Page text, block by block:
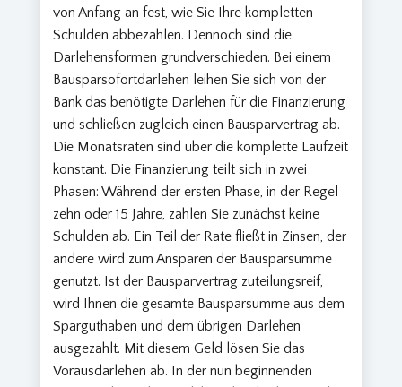
von Anfang an fest, wie Sie Ihre kompletten
Schulden abbezahlen. Dennoch sind die
Darlehensformen grundverschieden. Bei einem
Bausparsofortdarlehen leihen Sie sich von der
Bank das benötigte Darlehen für die Finanzierung
und schließen zugleich einen Bausparvertrag ab.
Die Monatsraten sind über die komplette Laufzeit
konstant. Die Finanzierung teilt sich in zwei
Phasen: Während der ersten Phase, in der Regel
zehn oder 15 Jahre, zahlen Sie zunächst keine
Schulden ab. Ein Teil der Rate fließt in Zinsen, der
andere wird zum Ansparen der Bausparsumme
genutzt. Ist der Bausparvertrag zuteilungsreif,
wird Ihnen die gesamte Bausparsumme aus dem
Sparguthaben und dem übrigen Darlehen
ausgezahlt. Mit diesem Geld lösen Sie das
Vorausdarlehen ab. In der nun beginnenden